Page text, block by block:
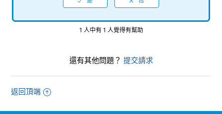
1 人中有 1 人覺得有幫助
還有其他問題？ 提交請求
返回頂端